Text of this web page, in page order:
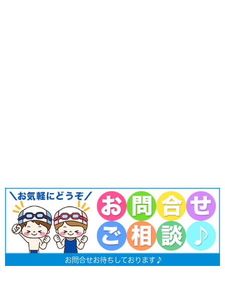
お問合せお待ちしております♪